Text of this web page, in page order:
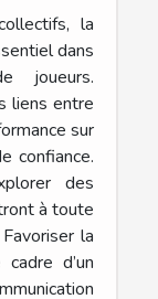
la
dans
joueurs.
liens entre
sur
confiance.
des
à toute
la
d’un